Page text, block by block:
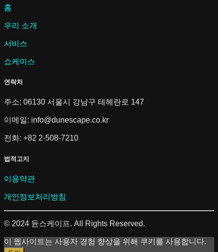
홈
우리 소개
서비스
쇼케이스
연락처
주소: 06130 서울시 강남구 테헤란로 147
이메일: info@dunescape.co.kr
전화: +82 2-508-7210
법적고지
이용약관
개인정보처리방침
© 2024 듄스케이프. All Rights Reserved.
이 웹사이트는 사용자 경험 향상을 위해 쿠키를 사용합니다.